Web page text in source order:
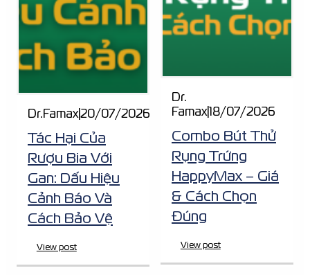
Dr.Famax|20/07/2026
Tác Hại Của
Rượu Bia Với
Gan: Dấu Hiệu
Cảnh Báo Và
Cách Bảo Vệ
View post
Dr.
Famax|18/07/2026
Combo Bút Thử
Rụng Trứng
HappyMax – Giá
& Cách Chọn
Đúng
View post